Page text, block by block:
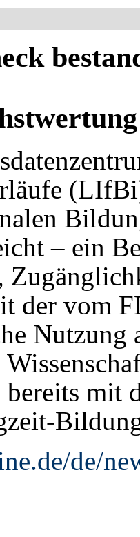
– ein
der vom
Nutzung
mit
de/